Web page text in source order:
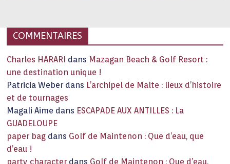
COMMENTAIRES
Charles HARARI dans Mazagan Beach & Golf Resort :
une destination unique !
Patricia Weber dans L’archipel de Malte : lieux d’histoire
et de tournages
Magali Aime dans ESCAPADE AUX ANTILLES : La
GUADELOUPE
paper bag dans Golf de Maintenon : Que d’eau, que
d’eau !
party character dans Golf de Maintenon : Que d’eau,